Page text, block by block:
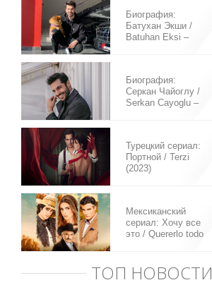
Биография:
Батухан Экши /
Batuhan Eksi –
Биография:
Серкан Чайоглу /
Serkan Cayoglu –
Турецкий сериал:
Портной / Terzi
(2023)
Мексиканский
сериал: Хочу все
это / Quererlo todo
ТОП НОВОСТИ